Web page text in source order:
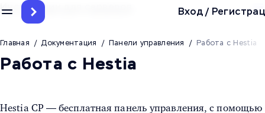
Вход/
Инструкции для серверов
Главная / Документация / Панели управления / Работа с Hestia
Работа с Hestia
Hestia CP — бесплатная панель управления, с помощью